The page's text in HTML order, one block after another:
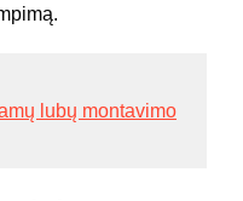
lubų montavimo